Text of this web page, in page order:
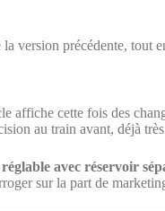
la version précédente, tout
affiche cette fois des
au train avant, déjà
avec réservoir
sur la part de